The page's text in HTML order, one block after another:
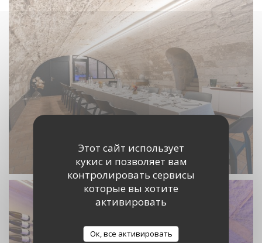
Этот сайт использует
кукис и позволяет вам
контролировать сервисы
которые вы хотите
активировать
Ок, все активировать